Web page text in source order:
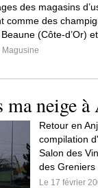
des magasins
comme des
(Côte-d’Or)
Magusine
ma neige à
Retour en
compilation
Salon des
des Greniers
Le 17 février